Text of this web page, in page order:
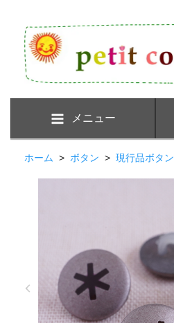
メニュー
ホーム > ボタン > 現行品ボタン